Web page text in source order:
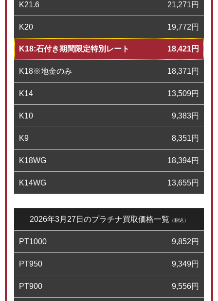
K21.6 21,271円
K20 19,772円
K18:石付き期間限定特別レート 18,421円
K18※地金のみ 18,371円
K14 13,509円
K10 9,383円
K9 8,351円
K18WG 18,394円
K14WG 13,655円
2026年3月27日のプラチナ買取価格一覧 （税込）
PT1000 9,852円
PT950 9,349円
PT900 9,556円